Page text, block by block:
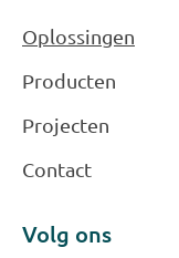
Oplossingen
Producten
Projecten
Contact
Volg ons